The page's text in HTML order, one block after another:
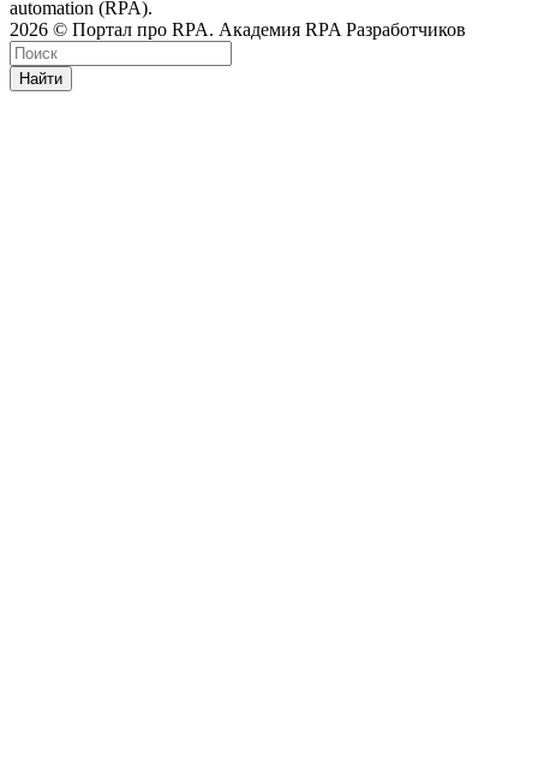
automation (RPA).
2026 © Портал про RPA. Академия RPA Разработчиков
Найти